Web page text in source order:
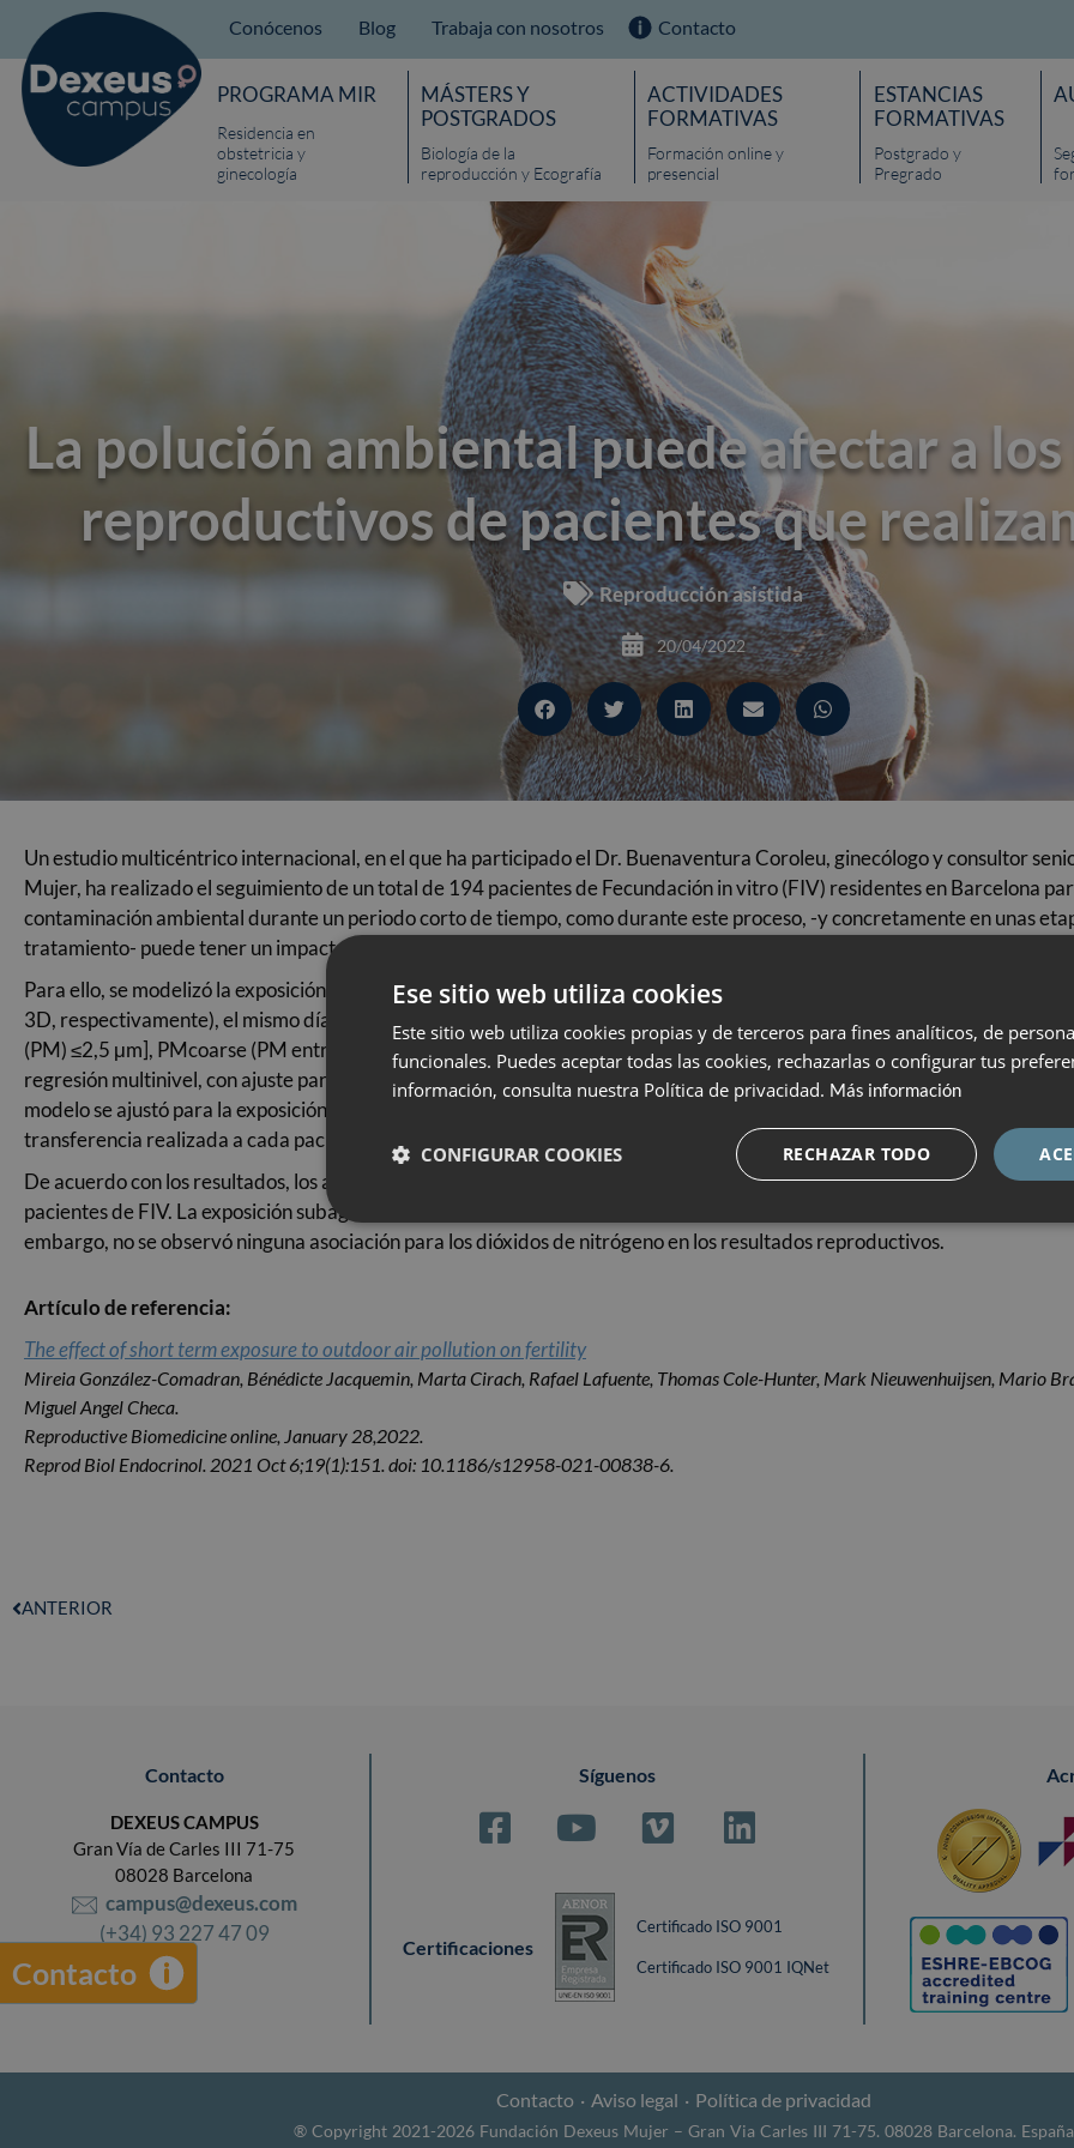
Conócenos Blog Trabaja con nosotros Contacto
PROGRAMA MIR
Residencia en
obstetricia y
ginecología
MÁSTERS Y
POSTGRADOS
Biología de la
reproducción y Ecografía
ACTIVIDADES
FORMATIVAS
Formación online y
presencial
ESTANCIAS
FORMATIVAS
Postgrado y
Pregrado
La polución ambiental puede afectar a
reproductivos de pacientes que
Reproducción asistida
20/04/2022
Un estudio multicéntrico internacional, en el que ha participado el Dr. Buenaventura Coroleu, ginecólogo y consultor
Mujer, ha realizado el seguimiento de un total de 194 pacientes de Fecundación in vitro (FIV) residentes en Barcelona
contaminación ambiental durante un periodo corto de tiempo, como durante este proceso, -y concretamente en unas
tratamiento- puede tener un impacto perjudicial sobre los resultados reproductivos.
Para ello, se modelizó la exposición individual a la contaminación atmosférica en su domicilio 15 y 3 días antes de la
3D, respectivamente), el mismo día de la transferencia (D0) y 7 días después (D7). Los contaminantes modelizados
(PM) ≤2,5 μm], PMcoarse (PM entre 2,5 y 10μm), PM10 (PM≤10 μm), PM2,5 abs, y NO2 y NOx. Los resultados se
regresión multinivel, con ajuste para los co-contaminantes y los factores de confusión. Se realizaron dos análisis de
modelo se ajustó para la exposición subaguda (recibida 15 días antes de la transferencia de embriones). El segundo
transferencia realizada a cada paciente, con el fin de excluir a las pacientes que habían fracasado en transferencias
De acuerdo con los resultados, los autores concluyen que la exposición a partículas tiene un impacto negativo en los
pacientes de FIV. La exposición subaguda parece aumentar el efecto perjudicial de la exposición aguda sobre las tasas
embargo, no se observó ninguna asociación para los dióxidos de nitrógeno en los resultados reproductivos.
Artículo de referencia:
The effect of short term exposure to outdoor air pollution on fertility
Mireia González-Comadran, Bénédicte Jacquemin, Marta Cirach, Rafael Lafuente, Thomas Cole-Hunter, Mark Nieuwenhuijsen, Mario
Miguel Angel Checa.
Reproductive Biomedicine online, January 28,2022.
Reprod Biol Endocrinol. 2021 Oct 6;19(1):151. doi: 10.1186/s12958-021-00838-6.
ANTERIOR
Contacto
DEXEUS CAMPUS
Gran Vía de Carles III 71-75
08028 Barcelona
campus@dexeus.com
(+34) 93 227 47 09
Contacto
Síguenos
Certificaciones
Certificado ISO 9001
Certificado ISO 9001 IQNet
Contacto Aviso legal Política de privacidad
® Copyright 2021-2026 Fundación Dexeus Mujer – Gran Via Carles III 71-75. 08028 Barcelona. España
Ese sitio web utiliza cookies
Este sitio web utiliza cookies propias y de terceros para fines analíticos, de
funcionales. Puedes aceptar todas las cookies, rechazarlas o configurar tus
información, consulta nuestra Política de privacidad. Más información
RECHAZAR TODO
CONFIGURAR COOKIES